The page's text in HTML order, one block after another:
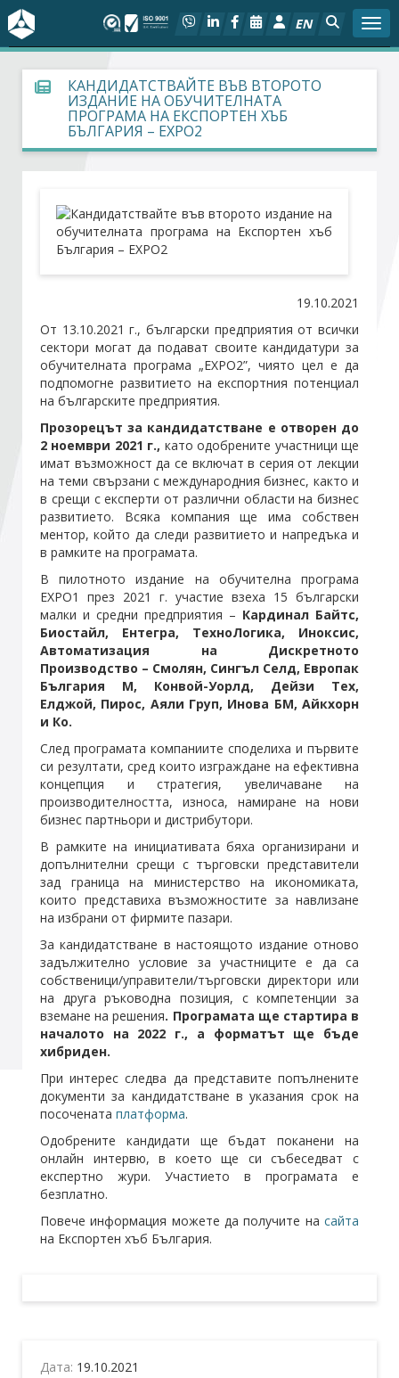
EN
За БСК
На фокус
Актуално
Социален диалог
Проекти
Членове
Стани член
Абонирайте се!
КАНДИДАТСТВАЙТЕ ВЪВ ВТОРОТО
ИЗДАНИЕ НА ОБУЧИТЕЛНАТА
ПРОГРАМА НА ЕКСПОРТЕН ХЪБ
БЪЛГАРИЯ – EXPO2
19.10.2021
От 13.10.2021 г., български предприятия от всички
сектори могат да подават своите кандидатури за
обучителната програма „EXPO2”, чиято цел е да
подпомогне развитието на експортния потенциал
на българските предприятия.
Прозорецът за кандидатстване е отворен до
2 ноември 2021 г., като одобрените участници ще
имат възможност да се включат в серия от лекции
на теми свързани с международния бизнес, както и
в срещи с експерти от различни области на бизнес
развитието. Всяка компания ще има собствен
ментор, който да следи развитието и напредъка и
в рамките на програмата.
В пилотното издание на обучителна програма
EXPO1 през 2021 г. участие взеха 15 български
малки и средни предприятия – Кардинал Байтс,
Биостайл, Ентегра, ТехноЛогика, Иноксис,
Автоматизация на Дискретното
Производство – Смолян, Сингъл Селд, Европак
България М, Конвой-Уорлд, Дейзи Тех,
Елджой, Пирос, Аяли Груп, Инова БМ, Айкхорн
и Ко.
След програмата компаниите споделиха и първите
си резултати, сред които изграждане на ефективна
концепция и стратегия, увеличаване на
производителността, износа, намиране на нови
бизнес партньори и дистрибутори.
В рамките на инициативата бяха организирани и
допълнителни срещи с търговски представители
зад граница на министерство на икономиката,
които представиха възможностите за навлизане
на избрани от фирмите пазари.
За кандидатстване в настоящото издание отново
задължително условие за участниците е да са
собственици/управители/търговски директори или
на друга ръководна позиция, с компетенции за
вземане на решения. Програмата ще стартира в
началото на 2022 г., а форматът ще бъде
хибриден.
При интерес следва да представите попълнените
документи за кандидатстване в указания срок на
посочената платформа.
Одобрените кандидати ще бъдат поканени на
онлайн интервю, в което ще си събеседват с
експертно жури. Участието в програмата е
безплатно.
Повече информация можете да получите на сайта
на Експортен хъб България.
Дата: 19.10.2021